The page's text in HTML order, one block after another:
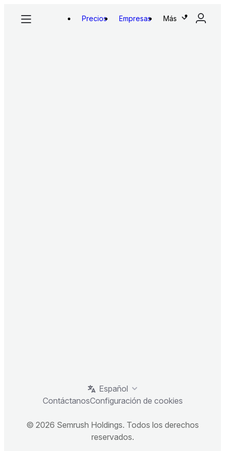
Precios Empresas Más
Español
ContáctanosConfiguración de cookies
© 2026 Semrush Holdings. Todos los derechos
reservados.